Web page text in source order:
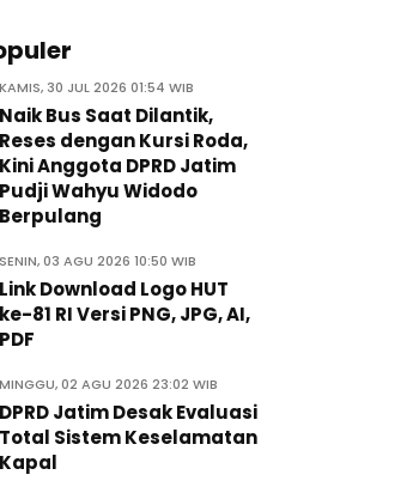
KAMIS, 30 JUL 2026 01:54 WIB
Naik Bus Saat Dilantik,
Reses dengan Kursi Roda,
Kini Anggota DPRD Jatim
Pudji Wahyu Widodo
Berpulang
SENIN, 03 AGU 2026 10:50 WIB
Link Download Logo HUT
ke-81 RI Versi PNG, JPG, AI,
PDF
MINGGU, 02 AGU 2026 23:02 WIB
DPRD Jatim Desak Evaluasi
Total Sistem Keselamatan
Kapal